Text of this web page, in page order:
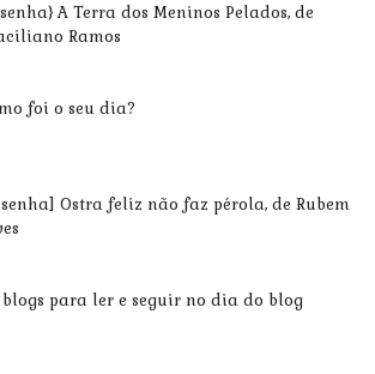
A Terra dos Meninos Pelados, de
Ramos
foi o seu dia?
Ostra feliz não faz pérola, de Rubem
para ler e seguir no dia do blog